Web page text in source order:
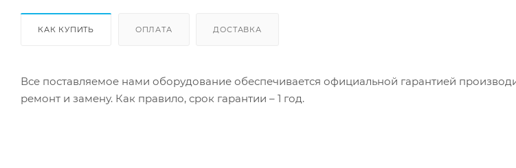
КАК КУПИТЬ ОПЛАТА ДОСТАВКА
Все поставляемое нами оборудование обеспечивается официальной гарантией
ремонт и замену. Как правило, срок гарантии – 1 год.